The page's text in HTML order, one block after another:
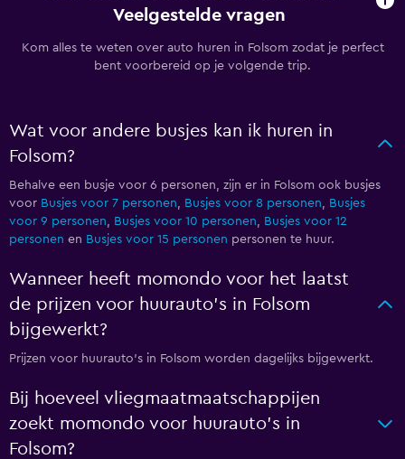
Veelgestelde vragen
Kom alles te weten over auto huren in Folsom zodat je perfect
bent voorbereid op je volgende trip.
Wat voor andere busjes kan ik huren in
Folsom?
Behalve een busje voor 6 personen, zijn er in Folsom ook busjes
voor Busjes voor 7 personen Busjes voor 8 personen
Busjes
voor 9 personen
Busjes voor 10 personen
Busjes voor 12
personen en Busjes voor 15 personen personen te huur.
Wanneer heeft momondo voor het laatst
de prijzen voor huurauto's in Folsom
bijgewerkt?
Prijzen voor huurauto's in Folsom worden dagelijks bijgewerkt.
Bij hoeveel vliegmaatmaatschappijen
zoekt momondo voor huurauto's in
Folsom?